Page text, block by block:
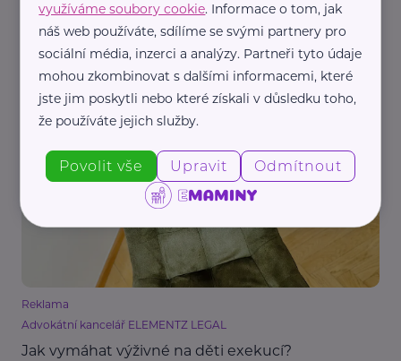
Reklama
Advokátní kancelář ELEMENTZ LEGAL
Otec nepřiznává příjmy, jaké výživné na dítě
dostanu?
Děti Legislativa Právo Výživné
Reklama
Advokátní kancelář ELEMENTZ LEGAL
Jak vymáhat výživné na děti exekucí?
využíváme soubory cookie. Informace o tom, jak
náš web používáte, sdílíme se svými partnery pro
sociální média, inzerci a analýzy. Partneři tyto údaje
mohou zkombinovat s dalšími informacemi, které
jste jim poskytli nebo které získali v důsledku toho,
že používáte jejich služby.
Povolit vše Upravit Odmítnout